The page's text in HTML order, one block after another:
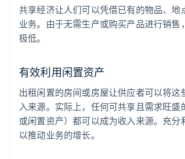
共享经济让人们可以凭借已有的物品、地
业务。由于无需生产或购买产品进行销售
极低。
有效利用闲置资产
出租闲置的房间或房屋让供应者可以将这
入来源。实际上，任何可共享且需求旺盛
或闲置资产）都可以成为收入来源。充分
以推动业务的增长。